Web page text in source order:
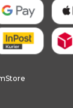
kompozycję.
się
oraz
wygląd